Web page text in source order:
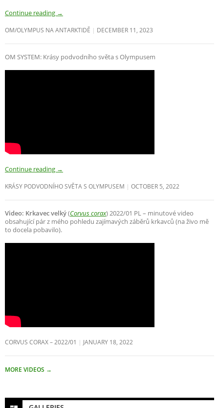
Continue reading →
OM/OLYMPUS NA ANTARKTIDĚ DECEMBER 11, 2023
OM SYSTEM: Krásy podvodního světa s Olympusem
Continue reading →
KRÁSY PODVODNÍHO SVĚTA S OLYMPUSEM OCTOBER 5, 2022
Video: Krkavec velký(Corvus corax) 2022/01 PL – minutové video
obsahující pár z mého pohledu zajímavých záběrů krkavců (na živo mě
to docela pobavilo).
CORVUS CORAX – 2022/01 JANUARY 18, 2022
MORE VIDEOS →